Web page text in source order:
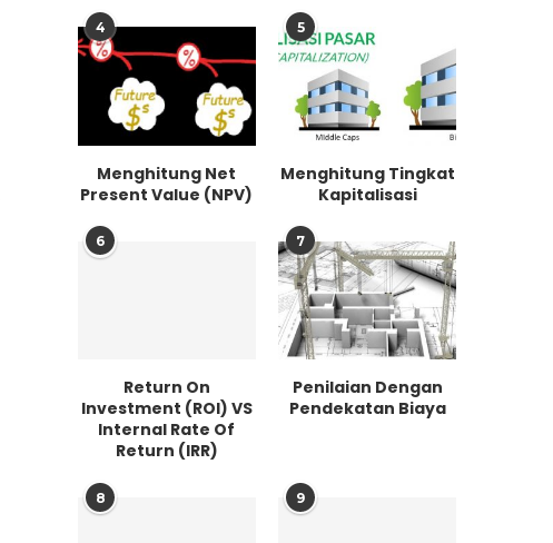
4
Menghitung Net
Present Value (NPV)
5
Menghitung Tingkat
Kapitalisasi
6
Return On
Investment (ROI) VS
Internal Rate Of
Return (IRR)
7
Penilaian Dengan
Pendekatan Biaya
8 9